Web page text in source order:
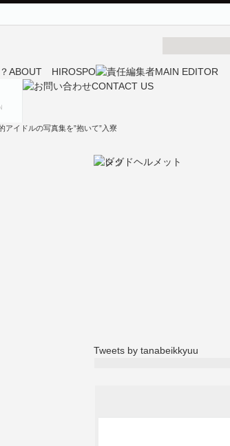
イドルの写真集を”抱いて”入寮
Tweets by tanabeikkyuu